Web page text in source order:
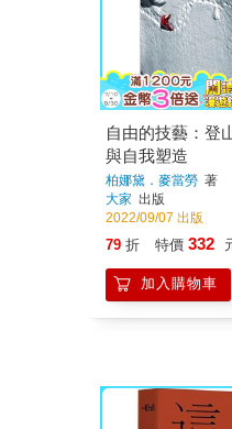
自由的技藝：登
與自我塑造
柏娜黛．麥當勞 著
大家 出版
2022/09/07 出版
79 折 特價 332
加入購物車